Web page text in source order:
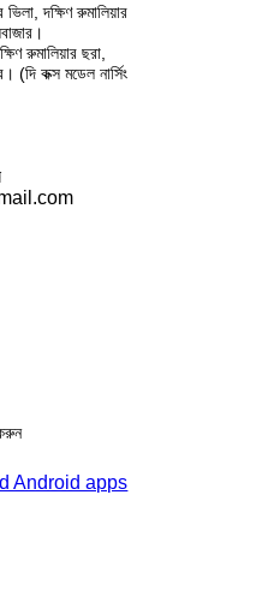
দক্ষিণ রুমালিয়ার
রুমালিয়ার ছরা,
(দি কক্স মডেল নার্সিং